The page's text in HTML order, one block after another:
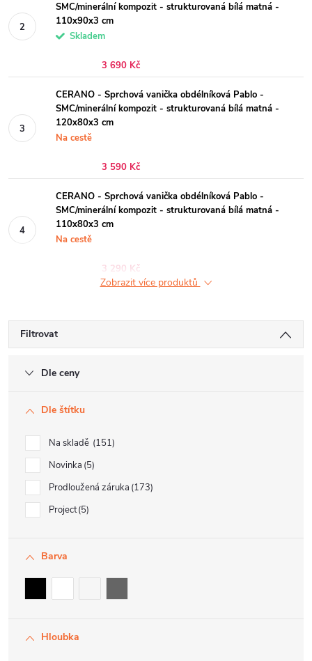
SMC/minerální kompozit - strukturovaná bílá matná -
110x90x3 cm
Skladem
3 690 Kč
CERANO - Sprchová vanička obdélníková Pablo -
SMC/minerální kompozit - strukturovaná bílá matná -
120x80x3 cm
Na cestě
3 590 Kč
CERANO - Sprchová vanička obdélníková Pablo -
SMC/minerální kompozit - strukturovaná bílá matná -
110x80x3 cm
Na cestě
3 290 Kč
Zobrazit více produktů
Filtrovat
Dle ceny
Dle štítku
Na skladě 151
Novinka 5
Prodloužená záruka 173
Project 5
Barva
Hloubka